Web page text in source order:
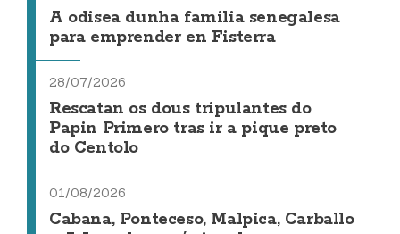
A odisea dunha familia senegalesa
para emprender en Fisterra
28/07/2026
Rescatan os dous tripulantes do
Papin Primero tras ir a pique preto
do Centolo
01/08/2026
Cabana, Ponteceso, Malpica, Carballo